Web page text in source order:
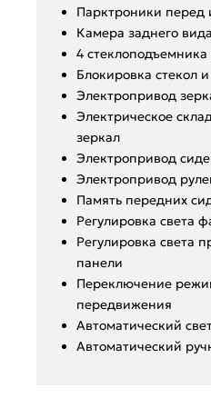
Парктроники перед
Камера заднего вида
4 стеклоподъемника
Блокировка стекол
Электропривод
Электрическое
зеркал
Электропривод
Электропривод
Память передних
Регулировка света
Регулировка света
панели
Переключение
передвижения
Автоматический
Автоматический